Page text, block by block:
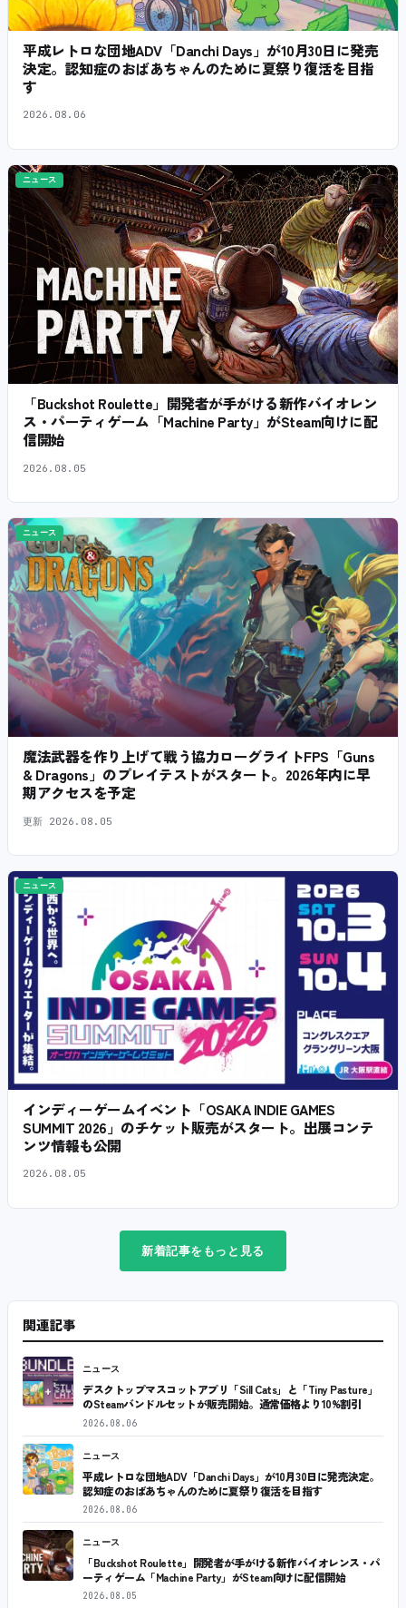
平成レトロな団地ADV「Danchi Days」が10月30日に発売
決定。認知症のおばあちゃんのために夏祭り復活を目指
す
2026.08.06
ニュース
「Buckshot Roulette」開発者が手がける新作バイオレン
ス・パーティゲーム「Machine Party」がSteam向けに配
信開始
2026.08.05
ニュース
魔法武器を作り上げて戦う協力ローグライトFPS「Guns
& Dragons」のプレイテストがスタート。2026年内に早
期アクセスを予定
更新 2026.08.05
ニュース
インディーゲームイベント「OSAKA INDIE GAMES
SUMMIT 2026」のチケット販売がスタート。出展コンテ
ンツ情報も公開
2026.08.05
新着記事をもっと見る
関連記事
ニュース
デスクトップマスコットアプリ「Sill Cats」と「Tiny Pasture」
のSteamバンドルセットが販売開始。通常価格より10%割引
2026.08.06
ニュース
平成レトロな団地ADV「Danchi Days」が10月30日に発売決定。
認知症のおばあちゃんのために夏祭り復活を目指す
2026.08.06
ニュース
「Buckshot Roulette」開発者が手がける新作バイオレンス・パ
ーティゲーム「Machine Party」がSteam向けに配信開始
2026.08.05